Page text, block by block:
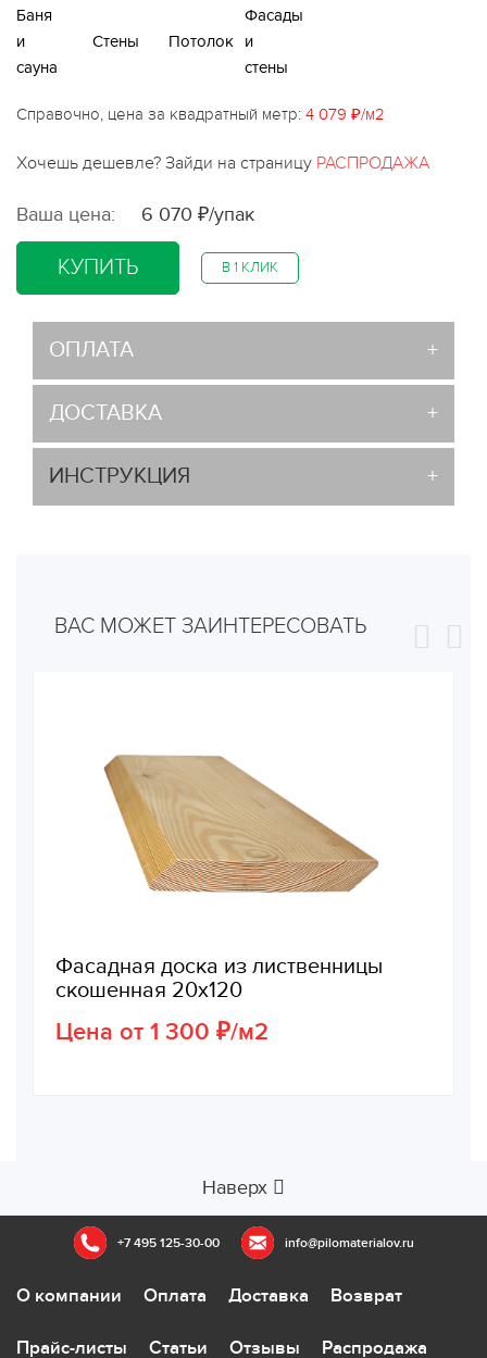
Баня
и
сауна
Стены Потолок
Фасады
и
стены
Справочно, цена за квадратный метр: 4 079 ₽/м2
Хочешь дешевле? Зайди на страницу РАСПРОДАЖА
Ваша цена: 6 070 ₽/упак
КУПИТЬ В 1 КЛИК
ОПЛАТА
ДОСТАВКА
ИНСТРУКЦИЯ
ВАС МОЖЕТ ЗАИНТЕРЕСОВАТЬ
Фасадная доска из лиственницы
скошенная 20х120
Цена от 1 300 ₽/м2
Наверх
+7 495 125-30-00 info@pilomaterialov.ru
О компании Оплата Доставка Возврат
Прайс-листы Статьи Отзывы Распродажа